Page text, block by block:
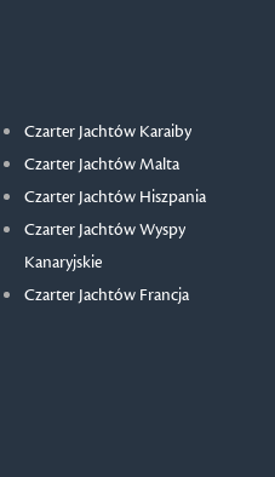
Czarter Jachtów Karaiby
Czarter Jachtów Malta
Czarter Jachtów Hiszpania
Czarter Jachtów Wyspy
Kanaryjskie
Czarter Jachtów Francja